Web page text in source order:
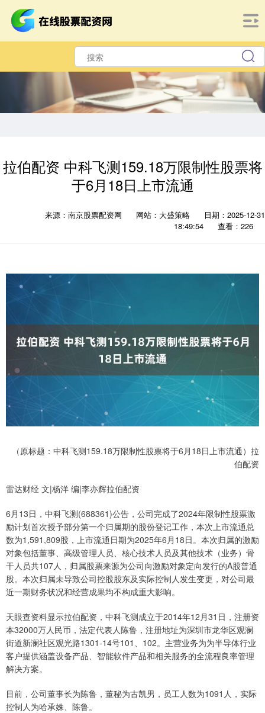
拉伯配资 中科飞测159.18万限制性股票将
于6月18日上市流通
来源：南京股票配资网 网站：大盛策略
日期：2025-12-31
18:49:54
查看：226
（原标题：中科飞测159.18万限制性股票将于6月18日上市流通）拉
伯配资
雷达财经 文|杨洋 编|李亦辉拉伯配资
6月13日，中科飞测(688361)公告，公司完成了2024年限制性股票激
励计划首次授予部分第一个归属期的股份登记工作，本次上市流通总
数为1,591,809股，上市流通日期为2025年6月18日。本次归属的激励
对象包括董事、高级管理人员、核心技术人员及其他技术（业务）骨
干人员共107人，归属股票来源为公司向激励对象定向发行的A股普通
股。本次归属未导致公司控股股东及实际控制人发生变更，对公司最
近一期财务状况和经营成果均不构成重大影响。
天眼查资料显示拉伯配资，中科飞测成立于2014年12月31日，注册资
本32000万人民币，法定代表人陈鲁，注册地址为深圳市龙华区观澜
街道新澜社区观光路1301-14号101、102。主营业务为为半导体行业
客户提供涵盖设备产品、智能软件产品和相关服务的全流程良率管理
解决方案。
目前，公司董事长为陈鲁，董秘为古凯男，员工人数为1091人，实际
控制人为哈承姝、陈鲁。